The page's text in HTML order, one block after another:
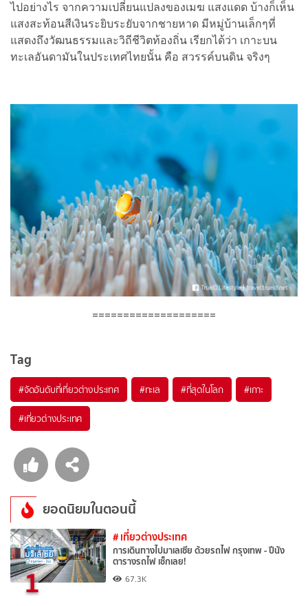
ไปอย่างไร จากความเปลี่ยนแปลงของเมฆ แสงแดด บ้างก็เห็น
แสงสะท้อนสีเงินระยิบระยับจากชายหาด มีหมู่บ้านเล็กๆที่
แสดงถึงวัฒนธรรมและวิถีชีวิตท้องถิ่น เรียกได้ว่า เกาะบน
ทะเลอันดามันในประเทศไทยนั้น คือ สวรรค์บนดิน จริงๆ
====================
Tag
#จัดอันดับที่เที่ยวต่างประเทศ #ทะเล #ที่สุดในโลก #เกาะ
#เที่ยวต่างประเทศ
ยอดนิยมในตอนนี้
1
# เที่ยวต่างประเทศ
การเดินทางไปมาเลเซีย ด้วยรถไฟ กรุงเทพ - ปีนัง
ตารางรถไฟ เช็กเลย!
67.3K